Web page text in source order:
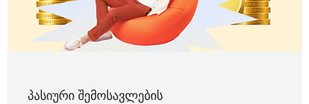
ᲞᲐᲡᲘᲣᲠᲘ ᲨᲔᲛᲝᲡᲐᲕᲚᲔᲑᲘᲡ